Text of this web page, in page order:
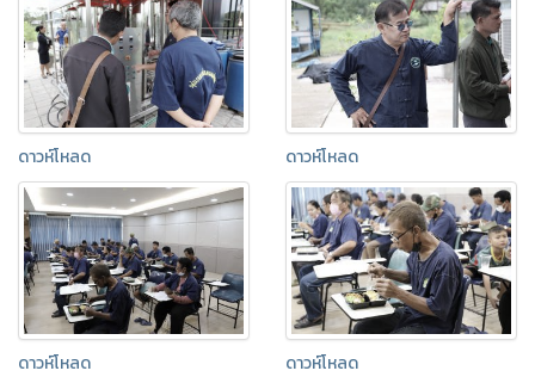
ดาวห์โหลด ดาวห์โหลด
ดาวห์โหลด ดาวห์โหลด